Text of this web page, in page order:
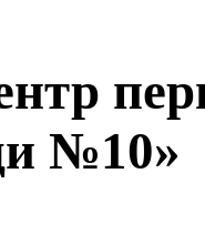
№10»